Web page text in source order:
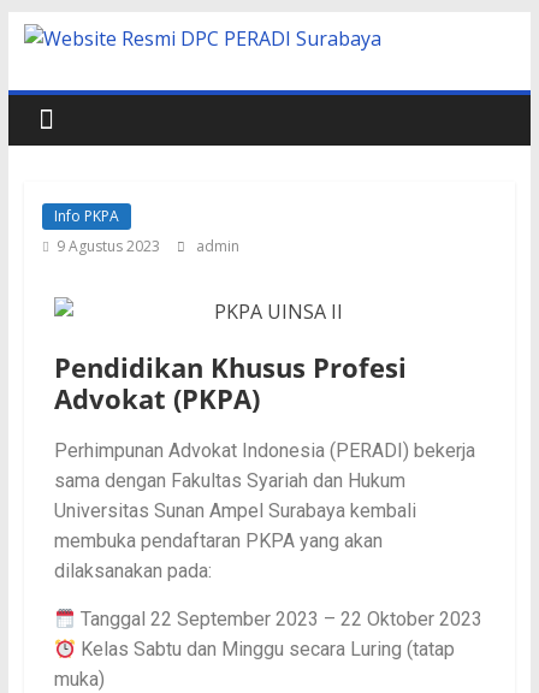
Info PKPA
9 Agustus 2023
admin
Pendidikan Khusus Profesi
Advokat (PKPA)
Perhimpunan Advokat Indonesia (PERADI) bekerja
sama dengan Fakultas Syariah dan Hukum
Universitas Sunan Ampel Surabaya kembali
membuka pendaftaran PKPA yang akan
dilaksanakan pada:
Tanggal 22 September 2023 – 22 Oktober 2023
Kelas Sabtu dan Minggu secara Luring (tatap
muka)